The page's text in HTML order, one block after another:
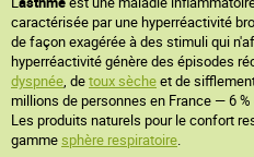
caractérisée par une hyperréactivité
de façon exagérée à des stimuli qui
hyperréactivité génère des épisodes
dyspnée, detoux sècheet de
millions de personnes en France — 6
Les produits naturels pour le confort
gammesphère respiratoire.